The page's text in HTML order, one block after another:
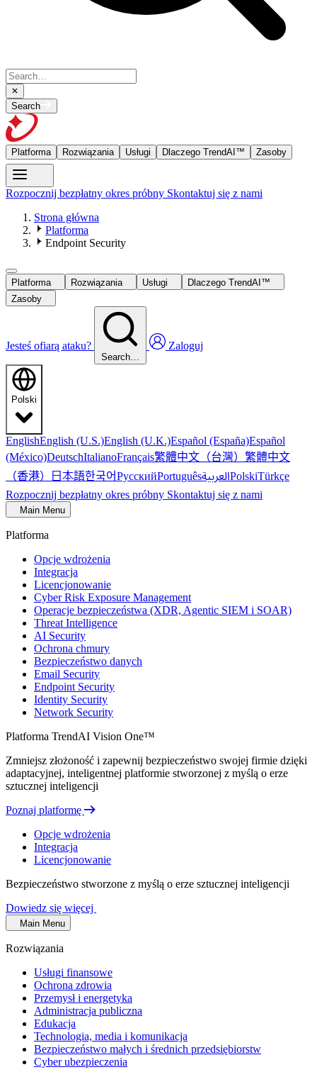
Search
Platforma Rozwiązania Usługi Dlaczego TrendAI™ Zasoby
Rozpocznij bezpłatny okres próbny Skontaktuj się z nami
Strona główna
Platforma
Endpoint Security
Platforma Rozwiązania Usługi
Dlaczego TrendAI™
Zasoby
Jesteś ofiarą ataku?
Search…
Zaloguj
Polski
EnglishEnglish (U.S.)English (U.K.)Español (España)Español
(México)DeutschItalianoFrançais繁體中文（台灣） 繁體中文
（香港） 日本語한국어РусскийPortuguêsالعربيةPolskiTürkçe
Rozpocznij bezpłatny okres próbny Skontaktuj się z nami
Main Menu
Platforma
Opcje wdrożenia
Integracja
Licencjonowanie
Cyber Risk Exposure Management
Operacje bezpieczeństwa (XDR, Agentic SIEM i SOAR)
Threat Intelligence
AI Security
Ochrona chmury
Bezpieczeństwo danych
Email Security
Endpoint Security
Identity Security
Network Security
Platforma TrendAI Vision One™
Zmniejsz złożoność i zapewnij bezpieczeństwo swojej firmie dzięki
adaptacyjnej, inteligentnej platformie stworzonej z myślą o erze
sztucznej inteligencji
Poznaj platformę
Opcje wdrożenia
Integracja
Licencjonowanie
Bezpieczeństwo stworzone z myślą o erze sztucznej inteligencji
Dowiedz się więcej
Main Menu
Rozwiązania
Usługi finansowe
Ochrona zdrowia
Przemysł i energetyka
Administracja publiczna
Edukacja
Technologia, media i komunikacja
Bezpieczeństwo małych i średnich przedsiębiorstw
Cyber ubezpieczenia